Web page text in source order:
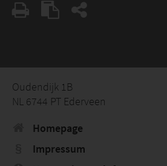
Oudendijk 1B
NL 6744 PT Ederveen
Homepage
Impressum